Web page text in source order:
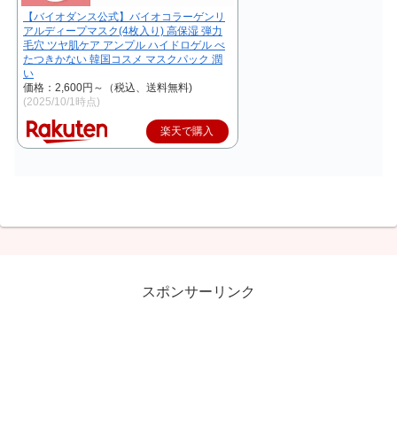
【バイオダンス公式】バイオコラーゲンリ
アルディープマスク(4枚入り) 高保湿 弾力
毛穴 ツヤ肌ケア アンプル ハイドロゲル べ
たつきかない 韓国コスメ マスクパック 潤
い
価格：2,600円～（税込、送料無料)
(2025/10/1時点)
楽天で購入
スポンサーリンク